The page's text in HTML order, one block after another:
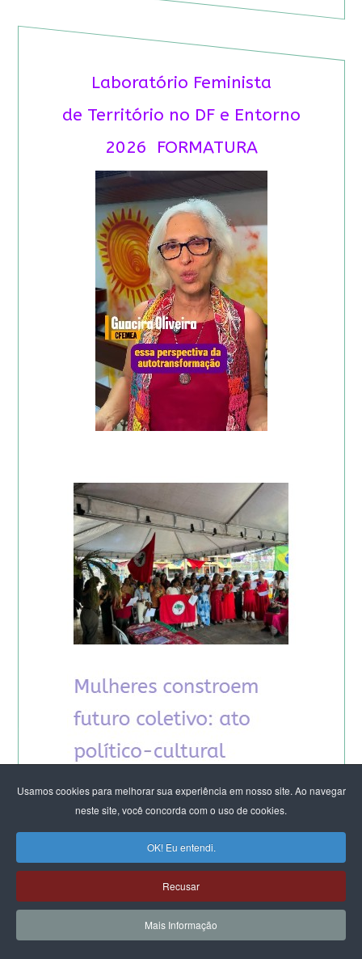
Usamos cookies para melhorar sua experiência em nosso site. Ao navegar
neste site, você concorda com o uso de cookies.
OK! Eu entendi.
Recusar
Mais Informação
Laboratório Feminista
de Território no DF e Entorno
2026 FORMATURA